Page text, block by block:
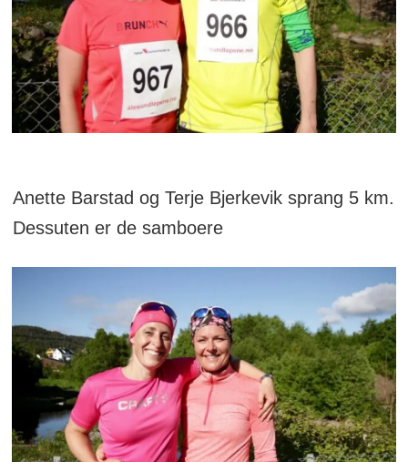
Anette Barstad og Terje Bjerkevik sprang 5 km.
Dessuten er de samboere